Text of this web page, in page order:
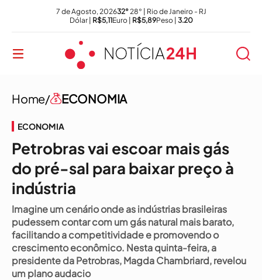
7 de Agosto, 202632°28° | Rio de Janeiro - RJ
Dólar | R$5,11Euro | R$5,89Peso | 3.20
Home/ ECONOMIA
ECONOMIA
Petrobras vai escoar mais gás
do pré-sal para baixar preço à
indústria
Imagine um cenário onde as indústrias brasileiras
pudessem contar com um gás natural mais barato,
facilitando a competitividade e promovendo o
crescimento econômico. Nesta quinta-feira, a
presidente da Petrobras, Magda Chambriard, revelou
um plano audacio